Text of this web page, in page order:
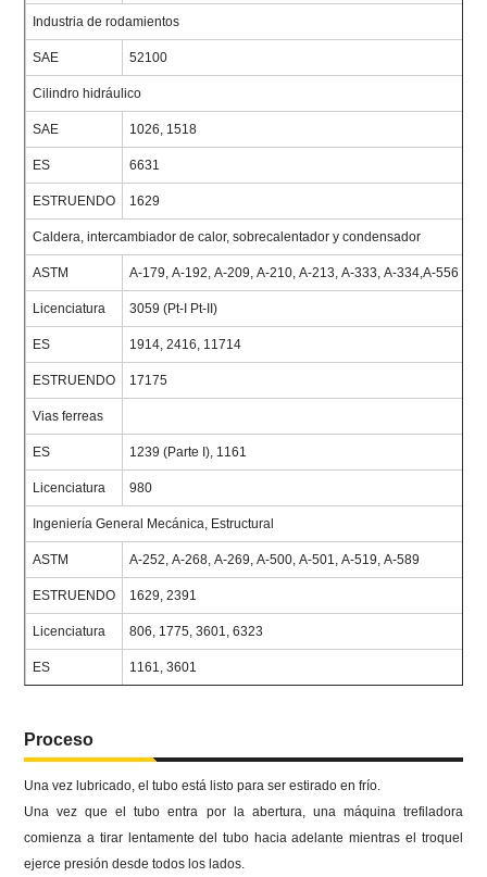
Industria de rodamientos
SAE 52100
Cilindro hidráulico
SAE 1026, 1518
ES 6631
ESTRUENDO 1629
Caldera, intercambiador de calor, sobrecalentador y condensador
ASTM A-179, A-192, A-209, A-210, A-213, A-333, A-334,A-556
Licenciatura 3059 (Pt-I Pt-II)
ES 1914, 2416, 11714
ESTRUENDO 17175
Vias ferreas
ES 1239 (Parte I), 1161
Licenciatura 980
Ingeniería General Mecánica, Estructural
ASTM A-252, A-268, A-269, A-500, A-501, A-519, A-589
ESTRUENDO 1629, 2391
Licenciatura 806, 1775, 3601, 6323
ES 1161, 3601
Proceso
Una vez lubricado, el tubo está listo para ser estirado en frío.
Una vez que el tubo entra por la abertura, una máquina trefiladora
comienza a tirar lentamente del tubo hacia adelante mientras el troquel
ejerce presión desde todos los lados.